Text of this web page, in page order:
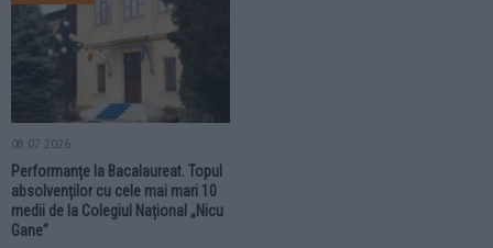
08.07.2026
Performanțe la Bacalaureat. Topul
absolvenților cu cele mai mari 10
medii de la Colegiul Național „Nicu
Gane”